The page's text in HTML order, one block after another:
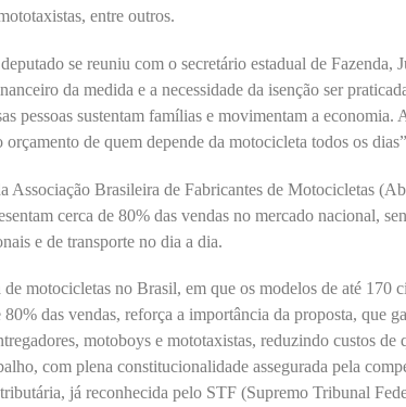
entre outros.
se reuniu com o secretário estadual de Fazenda,
da medida e a necessidade da isenção ser
pessoas sustentam famílias e movimentam a economia.
de quem depende da motocicleta todos os
Associação Brasileira de Fabricantes de Motocicletas
cerca de 80% das vendas no mercado nacional,
e de transporte no dia a dia.
motocicletas no Brasil, em que os modelos de até 170
80% das vendas, reforça a importância da proposta, que
motoboys e mototaxistas, reduzindo custos de
com plena constitucionalidade assegurada pela
já reconhecida pelo STF (Supremo Tribunal